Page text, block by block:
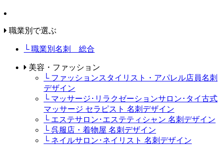
職業別で選ぶ
└ 職業別名刺 総合
美容・ファッション
└ ファッションスタイリスト・アパレル店員名刺
デザイン
└ マッサージ･リラクゼーションサロン･タイ古式
マッサージ セラピスト 名刺デザイン
└ エステサロン･エステティシャン 名刺デザイン
└ 呉服店・着物屋 名刺デザイン
└ ネイルサロン･ネイリスト 名刺デザイン